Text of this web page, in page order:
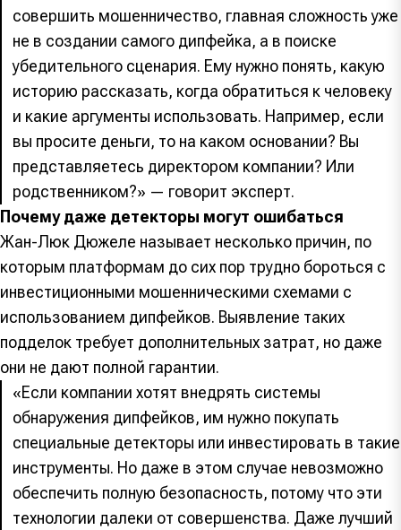
совершить мошенничество, главная сложность уже
не в создании самого дипфейка, а в поиске
убедительного сценария. Ему нужно понять, какую
историю рассказать, когда обратиться к человеку
и какие аргументы использовать. Например, если
вы просите деньги, то на каком основании? Вы
представляетесь директором компании? Или
родственником?» — говорит эксперт.
Почему даже детекторы могут ошибаться
Жан-Люк Дюжеле называет несколько причин, по
которым платформам до сих пор трудно бороться с
инвестиционными мошенническими схемами с
использованием дипфейков. Выявление таких
подделок требует дополнительных затрат, но даже
они не дают полной гарантии.
«Если компании хотят внедрять системы
обнаружения дипфейков, им нужно покупать
специальные детекторы или инвестировать в такие
инструменты. Но даже в этом случае невозможно
обеспечить полную безопасность, потому что эти
технологии далеки от совершенства. Даже лучший